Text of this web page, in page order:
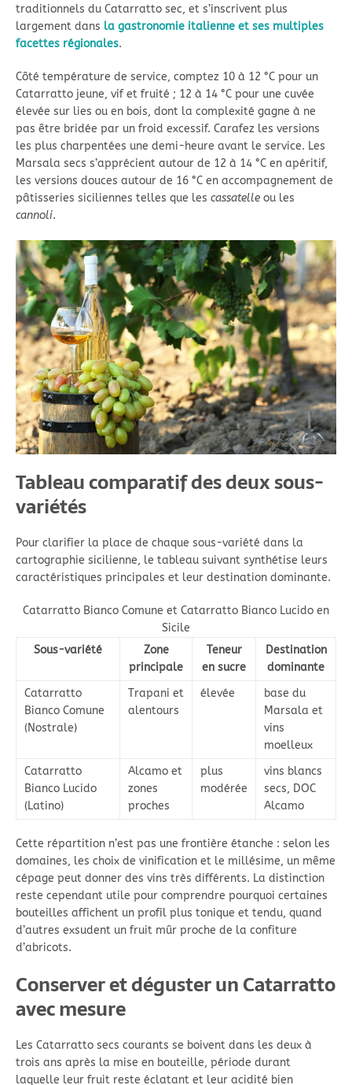
traditionnels du Catarratto sec, et s’inscrivent plus
largement dans la gastronomie italienne et ses multiples
facettes régionales.
Côté température de service, comptez 10 à 12 °C pour un
Catarratto jeune, vif et fruité ; 12 à 14 °C pour une cuvée
élevée sur lies ou en bois, dont la complexité gagne à ne
pas être bridée par un froid excessif. Carafez les versions
les plus charpentées une demi-heure avant le service. Les
Marsala secs s’apprécient autour de 12 à 14 °C en apéritif,
les versions douces autour de 16 °C en accompagnement de
pâtisseries siciliennes telles que les cassatelle ou les
cannoli.
Tableau comparatif des deux sous-
variétés
Pour clarifier la place de chaque sous-variété dans la
cartographie sicilienne, le tableau suivant synthétise leurs
caractéristiques principales et leur destination dominante.
Catarratto Bianco Comune et Catarratto Bianco Lucido en
Sicile
Sous-variété
Zone
principale
Teneur
en sucre
Destination
dominante
Catarratto
Bianco Comune
(Nostrale)
Trapani et
alentours
élevée
base du
Marsala et
vins
moelleux
Catarratto
Bianco Lucido
(Latino)
Alcamo et
zones
proches
plus
modérée
vins blancs
secs, DOC
Alcamo
Cette répartition n’est pas une frontière étanche : selon les
domaines, les choix de vinification et le millésime, un même
cépage peut donner des vins très différents. La distinction
reste cependant utile pour comprendre pourquoi certaines
bouteilles affichent un profil plus tonique et tendu, quand
d’autres exsudent un fruit mûr proche de la confiture
d’abricots.
Conserver et déguster un Catarratto
avec mesure
Les Catarratto secs courants se boivent dans les deux à
trois ans après la mise en bouteille, période durant
laquelle leur fruit reste éclatant et leur acidité bien